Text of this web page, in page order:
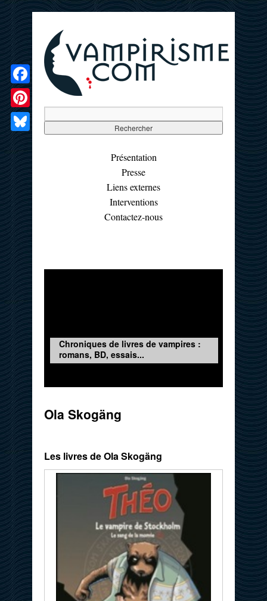
Présentation
Presse
Liens externes
Interventions
Contactez-nous
Chroniques de livres de vampires :
romans, BD, essais...
Ola Skogäng
Les livres de Ola Skogäng
Facebook
Pinterest
Bluesky